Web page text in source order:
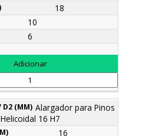
18
10
6
Alargador para Pinos
Helicoidal 16 H7
16